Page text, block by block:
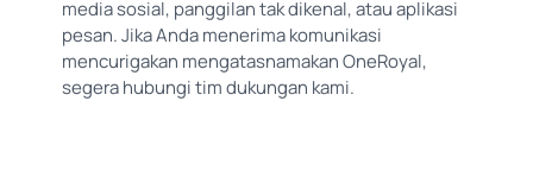
media sosial, panggilan tak dikenal, atau aplikasi
pesan. Jika Anda menerima komunikasi
mencurigakan mengatasnamakan OneRoyal,
segera hubungi tim dukungan kami.